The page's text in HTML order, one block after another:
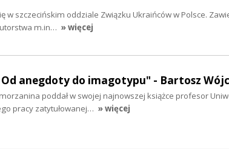
w szczecińskim oddziale Związku Ukraińców w Polsce.
m.in… » więcej
anegdoty do imagotypu" - Bartosz
poddał w swojej najnowszej książce profesor
pracy zatytułowanej… » więcej